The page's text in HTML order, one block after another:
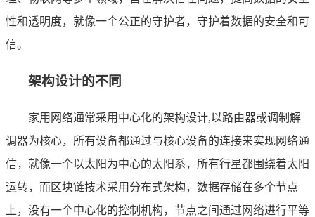
性和透明度，就像一个公正的守护者，守护着数据的安全和可
信。
架构设计的不同
家用网络通常采用中心化的架构设计,以路由器或调制解
调器为核心，所有设备都通过与核心设备的连接来实现网络通
信，就像一个以太阳为中心的太阳系，所有行星都围绕着太阳
运转，而区块链技术采用分布式架构，数据存储在多个节点
上，没有一个中心化的控制机构，节点之间通过网络进行平等